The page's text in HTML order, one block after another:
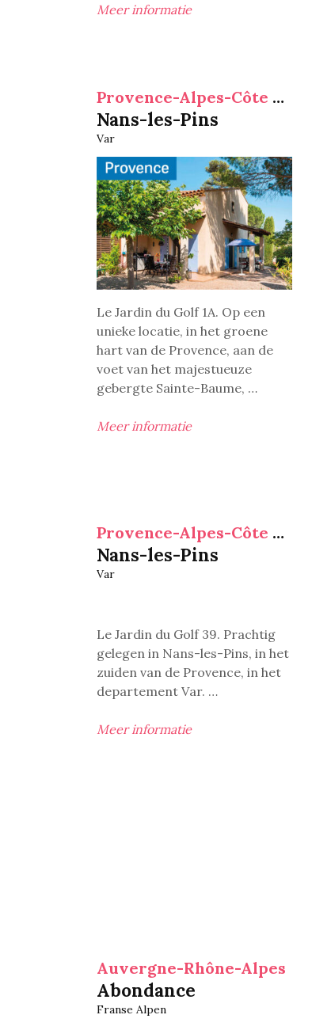
Meer informatie
Provence-Alpes-Côte d'Azur
Nans-les-Pins
Var
Le Jardin du Golf 1A. Op een
unieke locatie, in het groene
hart van de Provence, aan de
voet van het majestueuze
gebergte Sainte-Baume, …
Meer informatie
Provence-Alpes-Côte d'Azur
Nans-les-Pins
Var
Le Jardin du Golf 39. Prachtig
gelegen in Nans-les-Pins, in het
zuiden van de Provence, in het
departement Var. …
Meer informatie
Auvergne-Rhône-Alpes
Abondance
Franse Alpen